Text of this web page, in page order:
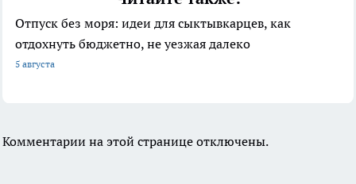
Отпуск без моря: идеи для сыктывкарцев, как
отдохнуть бюджетно, не уезжая далеко
5 августа
Комментарии на этой странице отключены.